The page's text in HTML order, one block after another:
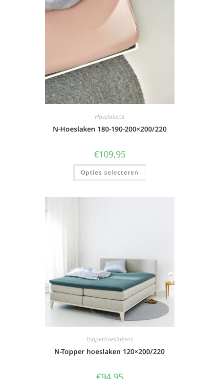
Hoeslakens
N-Hoeslaken 180-190-200×200/220
€109,95
Opties selecteren
Topperhoeslakens
N-Topper hoeslaken 120×200/220
€94,95